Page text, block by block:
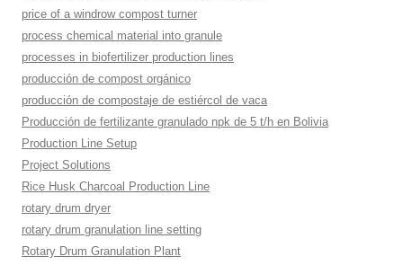
price of a windrow compost turner
process chemical material into granule
processes in biofertilizer production lines
producción de compost orgánico
producción de compostaje de estiércol de vaca
Producción de fertilizante granulado npk de 5 t/h en Bolivia
Production Line Setup
Project Solutions
Rice Husk Charcoal Production Line
rotary drum dryer
rotary drum granulation line setting
Rotary Drum Granulation Plant